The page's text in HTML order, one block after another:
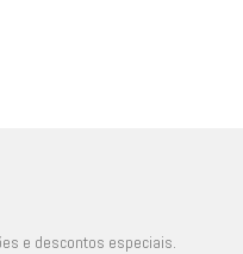
e descontos especiais.